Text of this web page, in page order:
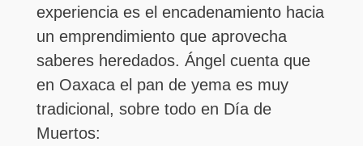
experiencia es el encadenamiento hacia
un emprendimiento que aprovecha
saberes heredados. Ángel cuenta que
en Oaxaca el pan de yema es muy
tradicional, sobre todo en Día de
Muertos: